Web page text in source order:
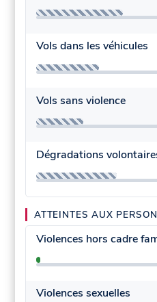
Vols dans les véhicules
Vols sans violence
Dégradations
ATTEINTES AUX
Violences hors cadre
Violences sexuelles